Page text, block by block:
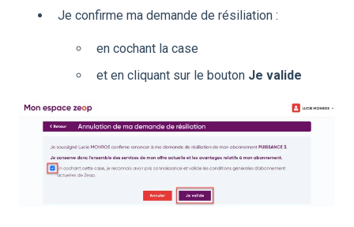
Je confirme ma demande de résiliation :
en cochant la case
et en cliquant sur le bouton Je valide